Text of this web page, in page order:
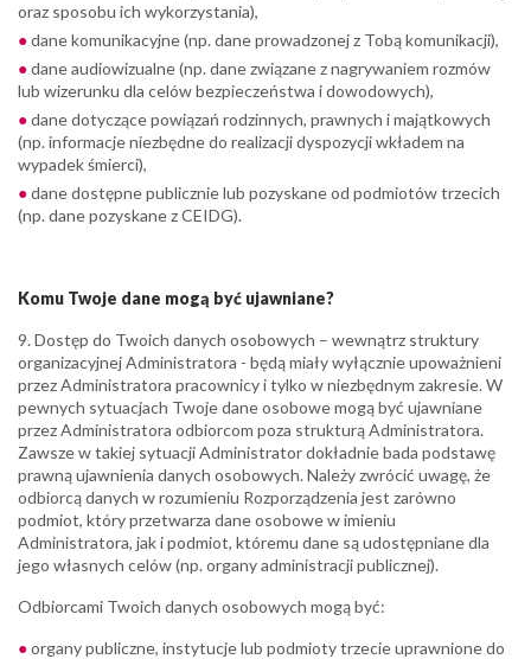
oraz sposobu ich wykorzystania),
dane komunikacyjne (np. dane prowadzonej z Tobą komunikacji),
dane audiowizualne (np. dane związane z nagrywaniem rozmów
lub wizerunku dla celów bezpieczeństwa i dowodowych),
dane dotyczące powiązań rodzinnych, prawnych i majątkowych
(np. informacje niezbędne do realizacji dyspozycji wkładem na
wypadek śmierci),
dane dostępne publicznie lub pozyskane od podmiotów trzecich
(np. dane pozyskane z CEIDG).
Komu Twoje dane mogą być ujawniane?
9. Dostęp do Twoich danych osobowych – wewnątrz struktury
organizacyjnej Administratora - będą miały wyłącznie upoważnieni
przez Administratora pracownicy i tylko w niezbędnym zakresie. W
pewnych sytuacjach Twoje dane osobowe mogą być ujawniane
przez Administratora odbiorcom poza strukturą Administratora.
Zawsze w takiej sytuacji Administrator dokładnie bada podstawę
prawną ujawnienia danych osobowych. Należy zwrócić uwagę, że
odbiorcą danych w rozumieniu Rozporządzenia jest zarówno
podmiot, który przetwarza dane osobowe w imieniu
Administratora, jak i podmiot, któremu dane są udostępniane dla
jego własnych celów (np. organy administracji publicznej).
Odbiorcami Twoich danych osobowych mogą być:
organy publiczne, instytucje lub podmioty trzecie uprawnione do